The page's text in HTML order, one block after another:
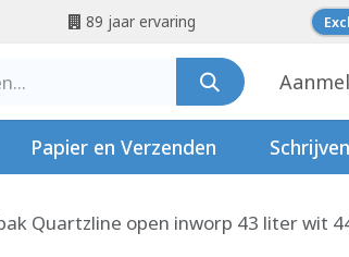
89 jaar ervaring
Papier en Verzenden
Quartzline open inworp 43 liter wit